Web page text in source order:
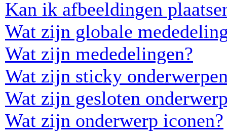
Kan ik afbeeldingen
Wat zijn globale
Wat zijn mededelingen?
Wat zijn sticky
Wat zijn gesloten
Wat zijn onderwerp iconen?